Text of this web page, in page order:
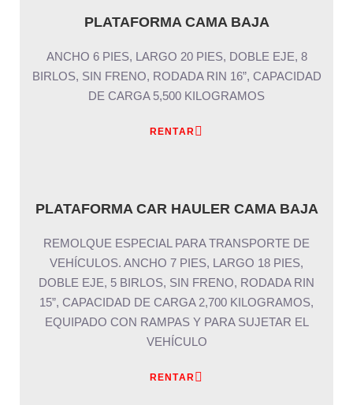
PLATAFORMA CAMA BAJA
ANCHO 6 PIES, LARGO 20 PIES, DOBLE EJE, 8
BIRLOS, SIN FRENO, RODADA RIN 16”, CAPACIDAD
DE CARGA 5,500 KILOGRAMOS
RENTAR
PLATAFORMA CAR HAULER CAMA BAJA
REMOLQUE ESPECIAL PARA TRANSPORTE DE
VEHÍCULOS. ANCHO 7 PIES, LARGO 18 PIES,
DOBLE EJE, 5 BIRLOS, SIN FRENO, RODADA RIN
15”, CAPACIDAD DE CARGA 2,700 KILOGRAMOS,
EQUIPADO CON RAMPAS Y PARA SUJETAR EL
VEHÍCULO
RENTAR